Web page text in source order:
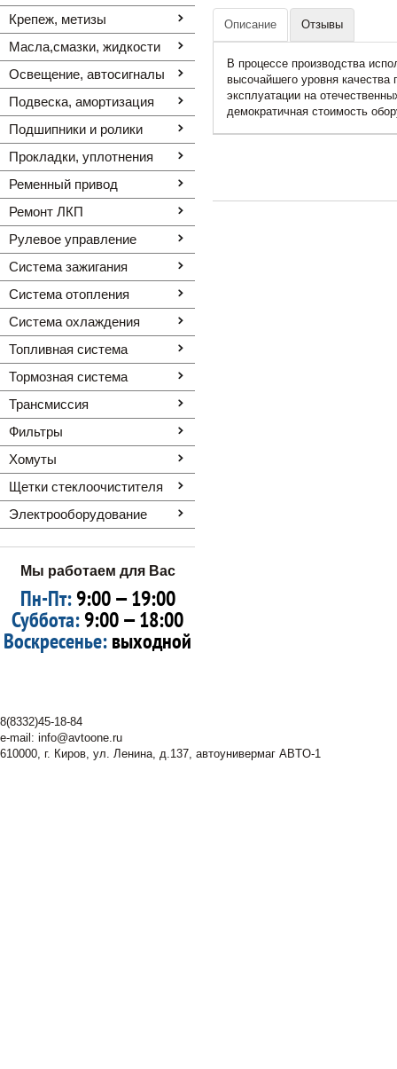
Крепеж, метизы
Масла,смазки, жидкости
Освещение, автоcигналы
Подвеска, амортизация
Подшипники и ролики
Прокладки, уплотнения
Ременный привод
Ремонт ЛКП
Рулевое управление
Система зажигания
Система отопления
Система охлаждения
Топливная система
Тормозная система
Трансмиссия
Фильтры
Хомуты
Щетки стеклоочистителя
Электрооборудование
Мы работаем для Вас
Пн-Пт:9:00 — 19:00
Суббота:9:00 — 18:00
Воскресенье:выходной
Описание Отзывы
В процессе производства
высочайшего уровня
эксплуатации на
демократичная стоимость
8(8332)45-18-84
e-mail: info@avtoone.ru
610000, г. Киров, ул. Ленина, д.137, автоунивермаг ABTO-1